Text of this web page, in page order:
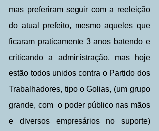
mas preferiram seguir com a reeleição
do atual prefeito, mesmo aqueles que
ficaram praticamente 3 anos batendo e
criticando a administração, mas hoje
estão todos unidos contra o Partido dos
Trabalhadores, tipo o Golias, (um grupo
grande, com  o poder público nas mãos
e diversos empresários no suporte)